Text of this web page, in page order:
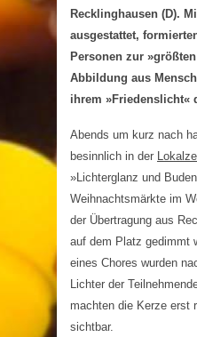
Recklinghausen (D).
ausgestattet,
Personen zur »
Abbildung aus
ihrem »Friedenslicht«
Abends um kurz nach
besinnlich in der
»Lichterglanz und
Weihnachtsmärkte im
der Übertragung aus
auf dem Platz gedimmt
eines Chores wurden
Lichter der
machten die Kerze erst
sichtbar.